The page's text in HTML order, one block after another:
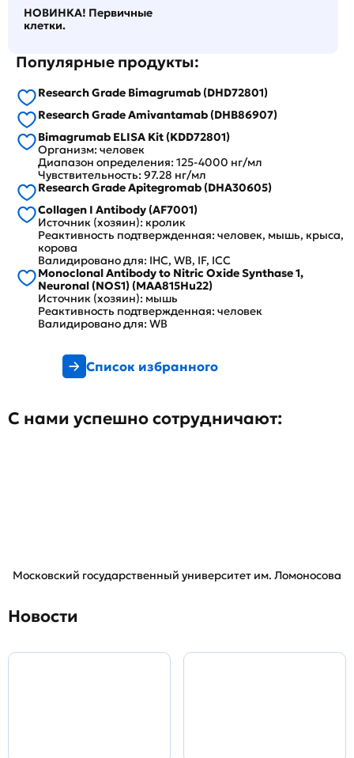
НОВИНКА! Первичные
клетки.
Популярные продукты:
Research Grade Bimagrumab (DHD72801)
Research Grade Amivantamab (DHB86907)
Bimagrumab ELISA Kit (KDD72801)
Организм: человек
Диапазон определения: 125-4000 нг/мл
Чувствительность: 97.28 нг/мл
Research Grade Apitegromab (DHA30605)
Collagen I Antibody (AF7001)
Источник (хозяин): кролик
Реактивность подтвержденная: человек, мышь, крыса,
корова
Валидировано для: IHC, WB, IF, ICC
Monoclonal Antibody to Nitric Oxide Synthase 1,
Neuronal (NOS1) (MAA815Hu22)
Источник (хозяин): мышь
Реактивность подтвержденная: человек
Валидировано для: WB
Список избранного
С нами успешно сотрудничают:
Московский государственный университет им. Ломоносова
Новости